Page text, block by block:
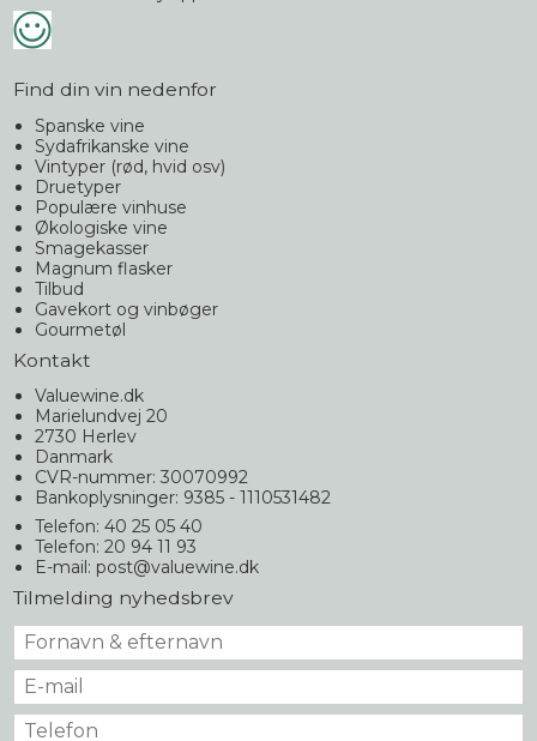
Find din vin nedenfor
Spanske vine
Sydafrikanske vine
Vintyper (rød, hvid osv)
Druetyper
Populære vinhuse
Økologiske vine
Smagekasser
Magnum flasker
Tilbud
Gavekort og vinbøger
Gourmetøl
Kontakt
Valuewine.dk
Marielundvej 20
2730 Herlev
Danmark
CVR-nummer: 30070992
Bankoplysninger: 9385 - 1110531482
Telefon: 40 25 05 40
Telefon: 20 94 11 93
E-mail: post@valuewine.dk
Tilmelding nyhedsbrev